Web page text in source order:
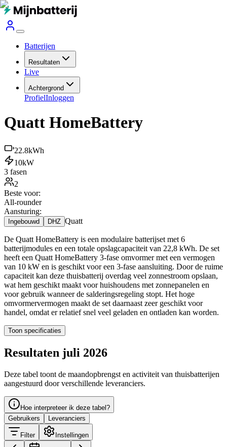
Batterijen
Resultaten
Live
Achtergrond
ProfielInloggen
Quatt HomeBattery
22.8kWh
10kW
3 fasen
2
Beste voor:
All-rounder
Aansturing:
Ingebouwd DHZ Quatt
De Quatt HomeBattery is een modulaire batterijset met 6
batterijmodules en een totale opslagcapaciteit van 22,8 kWh. De set
heeft een Quatt HomeBattery 3-fase omvormer met een vermogen
van 10 kW en is geschikt voor een 3-fase aansluiting. Door de ruime
capaciteit kan deze thuisbatterij overdag veel zonnestroom opslaan,
wat hem geschikt maakt voor huishoudens met zonnepanelen en
voor gebruik wanneer de salderingsregeling stopt. Het hoge
omvormervermogen maakt de set daarnaast zeer geschikt voor
handel, omdat er relatief snel veel geladen en ontladen kan worden.
Toon specificaties
Resultaten juli 2026
Deze tabel toont de maandopbrengst en activiteit van thuisbatterijen
aangestuurd door verschillende leveranciers.
Hoe interpreteer ik deze tabel?
Gebruikers
Leveranciers
Filter Instellingen